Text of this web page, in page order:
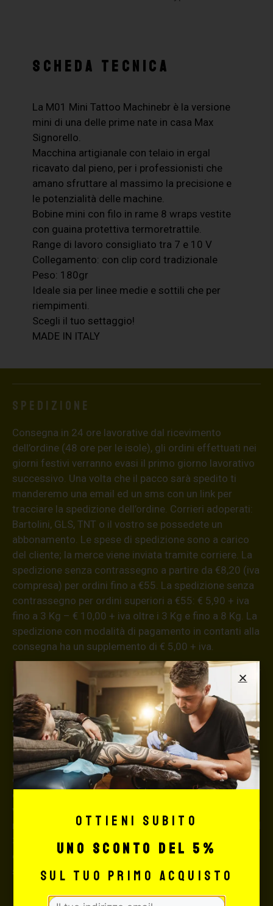
SCHEDA TECNICA
La M01 Mini Tattoo Machinebr è la versione
mini di una delle prime nate in casa Max
Signorello.
Macchina artigianale con telaio in ergal
ricavato dal pieno, per i professionisti che
amano sfruttare al massimo la precisione e
le potenzialità delle machine.
Bobine mini con filo in rame 8 wraps vestite
con guaina protettiva termoretrattile.
Range di lavoro consigliato tra 7 e 10 V
Collegamento: con clip cord tradizionale
Peso: 180gr
Ideale sia per linee medie e sottili che per
riempimenti.
Scegli il tuo settaggio!
MADE IN ITALY
Spedizione
Consegna in 24 ore lavorative dal ricevimento
dell’ordine (48 ore per le isole), gli ordini effettuati nei
giorni festivi verranno evasi il primo giorno lavorativo
successivo. Una volta che il pacco sarà spedito ti
manderemo una email ed un sms con un link per
tracciare la spedizione dell’ordine. Corrieri adoperati:
Bartolini, GLS, TNT o il vostro se possedete un
abbonamento. Le spese di spedizione sono a carico
del cliente; la merce viene inviata tramite corriere. La
spedizione senza contrassegno a partire da €8,20 (iva
compresa) per ordini fino a €55. La spedizione senza
contrassegno per ordini superiori a €55: € 5,90 + iva
fino a 3 Kg – € 10,00 + iva oltre i 3 Kg e fino a 8 Kg. La
spedizione con modalità di pagamento in contanti alla
consegna ha un supplemento di € 5,00 + iva.
Informazioni aggiuntive
ATTENZIONE!
La merce viaggia a rischio e pericolo del committente.
Si consiglia, per spedizioni superiori a € 500,00 di
richiedere l’invio della merce con assicurazione (in
questo caso, se la merce dovesse essere smarrita o
danneggiata dal corriere, quest’ultimo risarcirà l’intero
valore della merce, in caso contrario nessuno
rimborserà il destinatario) con un costo aggiuntivo del
3,5% sul valore totale del carrello, da richiedere prima
di concludere il pagamento al seguente indirizzo:
shop@maxsignorello.it .
Ottieni subito
uno sconto del 5%
sul tuo primo acquisto